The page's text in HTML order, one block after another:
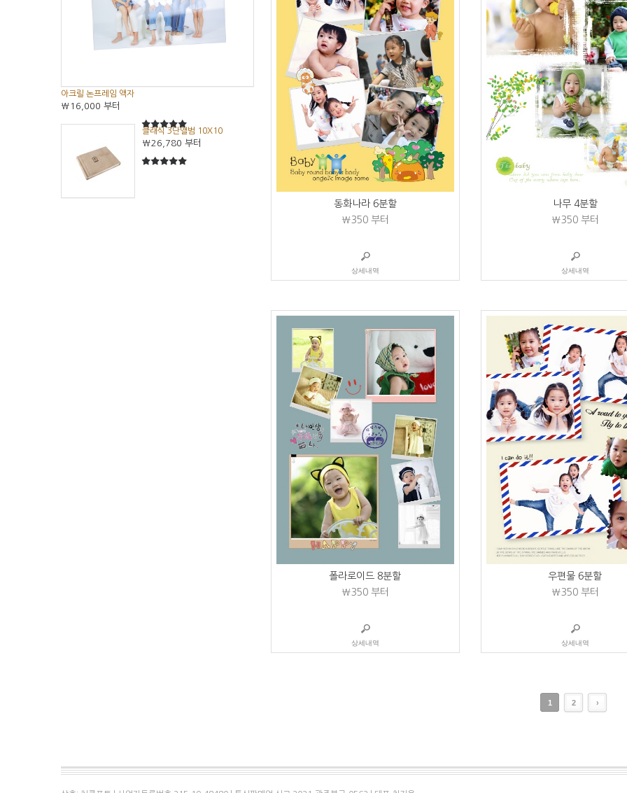
동화나라 6분할
₩350부터
상세내역
나무 4분할
₩350부터
상세내역
폴라로이드 8분할
₩350부터
상세내역
우편물 6분할
₩350부터
상세내역
1 2 ›
아크릴 논프레임 액자
55중에서
₩16,000 부터
클래식 3단앨범 10X10
₩26,780 부터